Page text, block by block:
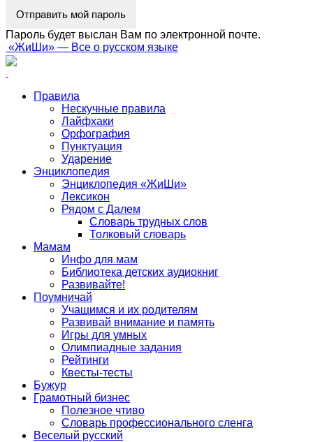
Пароль будет выслан Вам по электронной почте.
«ЖиШи» — Все о русском языке
Правила
Нескучные правила
Лайфхаки
Орфография
Пунктуация
Ударение
Энциклопедия
Энциклопедия «ЖиШи»
Лексикон
Рядом с Далем
Словарь трудных слов
Толковый словарь
Мамам
Инфо для мам
Библиотека детских аудиокниг
Развивайте!
Поумничай
Учащимся и их родителям
Развивай внимание и память
Игры для умных
Олимпиадные задания
Рейтинги
Квесты-тесты
Бужур
Грамотный бизнес
Полезное чтиво
Словарь профессионального сленга
Веселый русский